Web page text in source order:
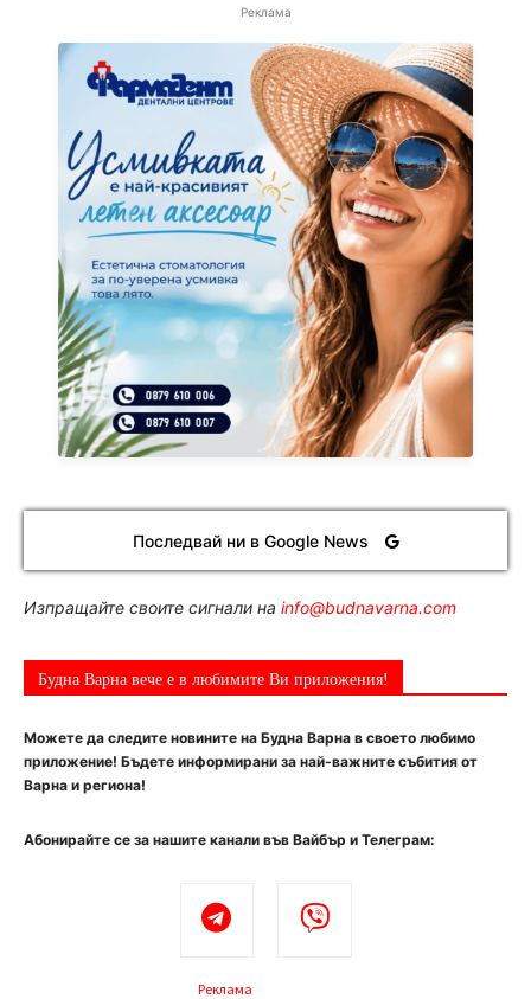
Реклама
Последвай ни в Google News
Изпращайте своите сигнали на info@budnavarna.com
Будна Варна вече е в любимите Ви приложения!
Можете да следите новините на Будна Варна в своето любимо
приложение! Бъдете информирани за най-важните събития от
Варна и региона!
Абонирайте се за нашите канали във Вайбър и Телеграм:
Реклама